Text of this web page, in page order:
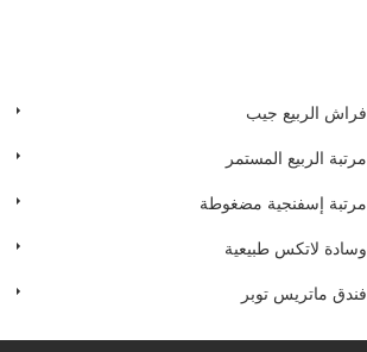
فراش الربيع جيب
مرتبة الربيع المستمر
مرتبة إسفنجية مضغوطة
وسادة لاتكس طبيعية
فندق ماتريس توبر